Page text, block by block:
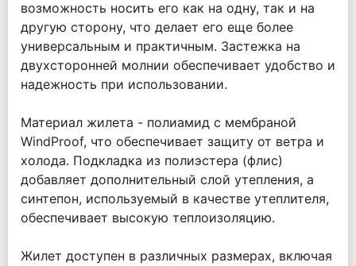
возможность носить его как на одну, так и на
другую сторону, что делает его еще более
универсальным и практичным. Застежка на
двухсторонней молнии обеспечивает удобство и
надежность при использовании.
Материал жилета - полиамид с мембраной
WindProof, что обеспечивает защиту от ветра и
холода. Подкладка из полиэстера (флис)
добавляет дополнительный слой утепления, а
синтепон, используемый в качестве утеплителя,
обеспечивает высокую теплоизоляцию.
Жилет доступен в различных размерах, включая